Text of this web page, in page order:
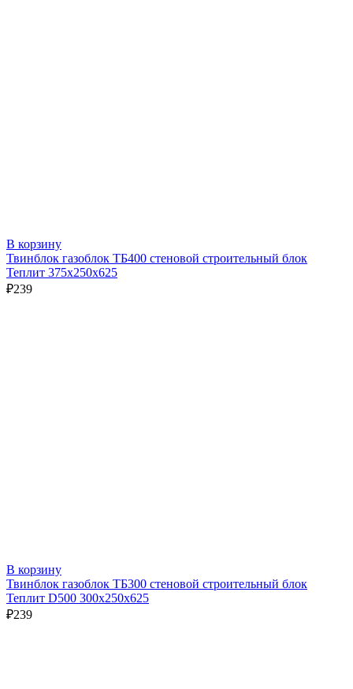
В корзину
Твинблок газоблок ТБ400 стеновой строительный блок
Теплит 375х250х625
₽239
В корзину
Твинблок газоблок ТБ300 стеновой строительный блок
Теплит D500 300х250х625
₽239